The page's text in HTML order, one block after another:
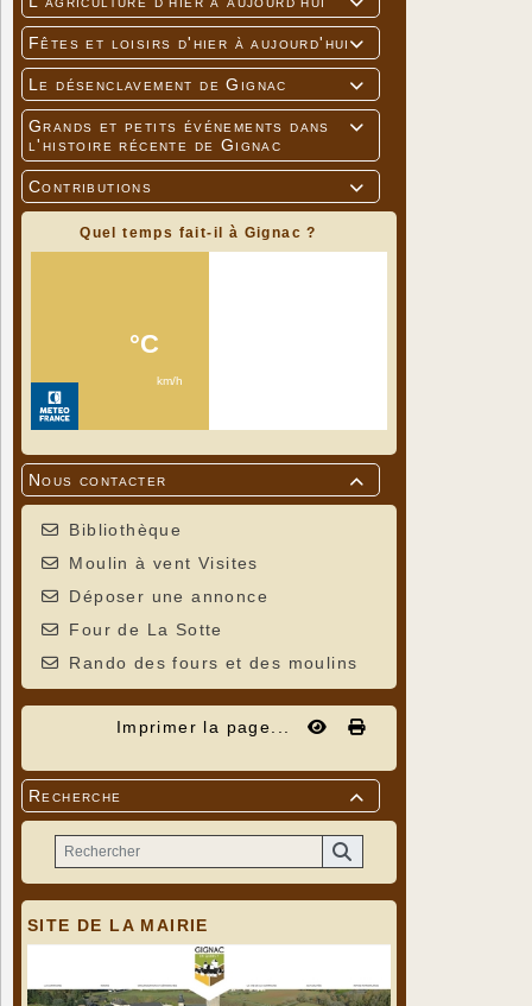


Fêtes et loisirs d'hier à aujourd'hui

Le désenclavement de Gignac

Grands et petits événements dans
l'histoire récente de Gignac

Contributions
Quel temps fait-il à Gignac ?

Nous contacter
Bibliothèque
Moulin à vent Visites
Déposer une annonce
Four de La Sotte
Rando des fours et des moulins
Imprimer la page...

Recherche
SITE DE LA MAIRIE